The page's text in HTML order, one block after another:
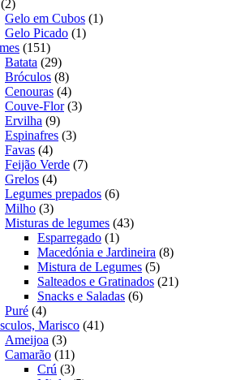
22
produtos
Gelo em Cubos 11
Gelo Picado 11
151151
produtos
Batata 2929
produtos
Bróculos 88
produtos
Cenouras 44
produtos
Couve-Flor 33
Ervilha 99
produtos
Espinafres 33
Favas 44
produtos
Feijão Verde 77
Grelos 44
produtos
Legumes prepados 66
Milho 33
produtos
Misturas de legumes 4343
Esparregado 11
produto
Macedónia e Jardineira 88
Mistura de Legumes 55
produtos
Salteados e Gratinados 2121
Snacks e Saladas 66
Puré 44
produtos
Marisco 4141
Ameijoa 33
produtos
Camarão 1111
produtos
Crú 33